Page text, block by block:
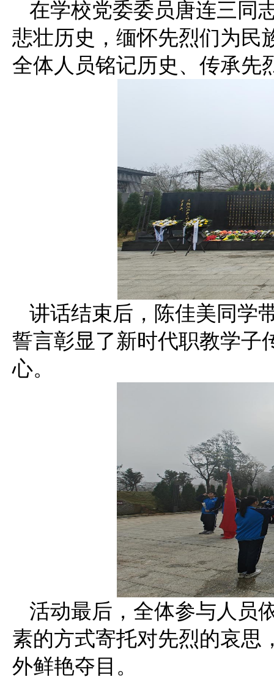
在学校党委委员唐连三同
悲壮历史，缅怀先烈们为民
全体人员铭记历史、传承先
讲话结束后，陈佳美同学
誓言彰显了新时代职教学子
心。
活动最后，全体参与人员
素的方式寄托对先烈的哀思
外鲜艳夺目。